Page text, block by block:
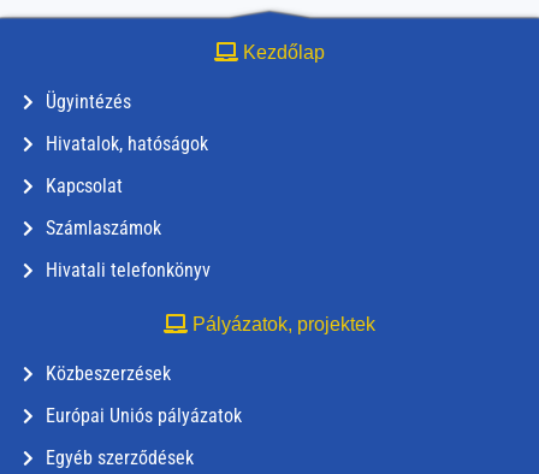
Kezdőlap
Ügyintézés
Hivatalok, hatóságok
Kapcsolat
Számlaszámok
Hivatali telefonkönyv
Pályázatok, projektek
Közbeszerzések
Európai Uniós pályázatok
Egyéb szerződések